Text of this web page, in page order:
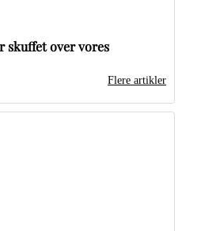
skuffet over vores
Flere artikler